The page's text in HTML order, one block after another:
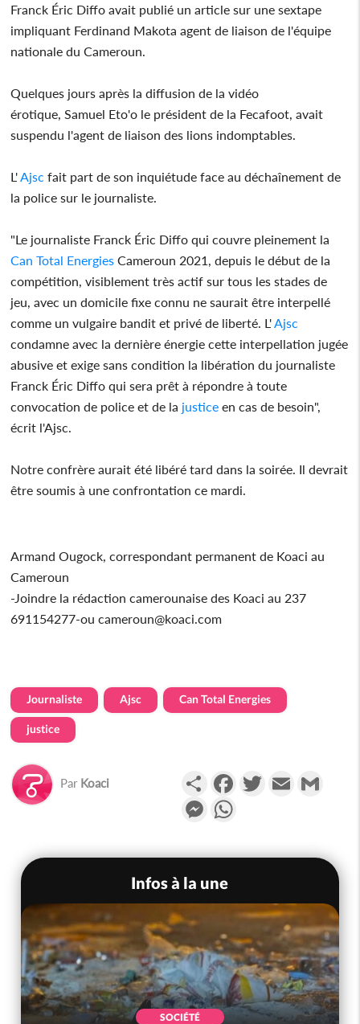
Franck Éric Diffo avait publié un article sur une sextape
impliquant Ferdinand Makota agent de liaison de l'équipe
nationale du Cameroun.
Quelques jours après la diffusion de la vidéo
érotique, Samuel Eto'o le président de la Fecafoot, avait
suspendu l'agent de liaison des lions indomptables.
L'Ajsc fait part de son inquiétude face au déchaînement de
la police sur le journaliste.
"Le journaliste Franck Éric Diffo qui couvre pleinement la
Can Total Energies Cameroun 2021, depuis le début de la
compétition, visiblement très actif sur tous les stades de
jeu, avec un domicile fixe connu ne saurait être interpellé
comme un vulgaire bandit et privé de liberté. L'Ajsc
condamne avec la dernière énergie cette interpellation jugée
abusive et exige sans condition la libération du journaliste
Franck Éric Diffo qui sera prêt à répondre à toute
convocation de police et de la justice en cas de besoin",
écrit l'Ajsc.
Notre confrère aurait été libéré tard dans la soirée. Il devrait
être soumis à une confrontation ce mardi.
Armand Ougock, correspondant permanent de Koaci au
Cameroun
-Joindre la rédaction camerounaise des Koaci au 237
691154277-ou cameroun@koaci.com
Journaliste Ajsc Can Total Energies
justice
Par Koaci PartagerFacebookTwitterEmail
Messenger
Infos à la une
SOCIÉTÉ